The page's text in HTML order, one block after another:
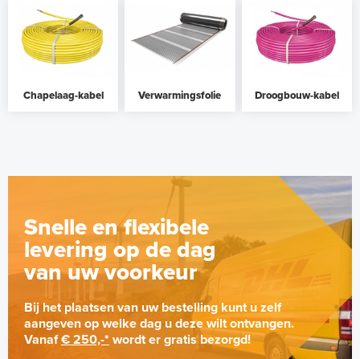
Chapelaag-kabel Verwarmingsfolie Droogbouw-kabel
Snelle en flexibele
levering op de dag
van uw voorkeur
Bij het plaatsen van uw bestelling kunt u zelf
aangeven op welke dag u deze wilt ontvangen.
Vanaf€ 250,-* wordt er gratis bezorgd!